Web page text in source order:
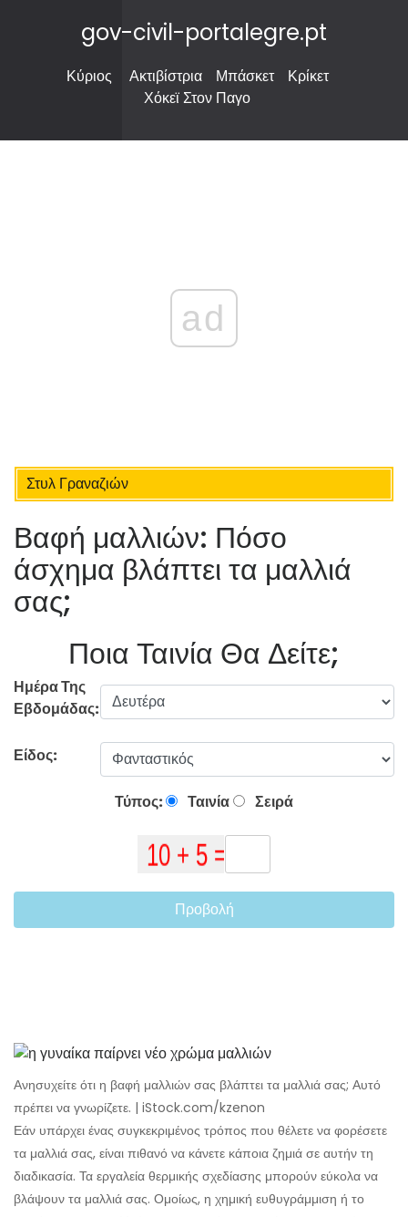
gov-civil-portalegre.pt
Κύριος Ακτιβίστρια Μπάσκετ
Κρίκετ
Χόκεϊ Στον Παγο
ad
Στυλ Γραναζιών
Βαφή μαλλιών: Πόσο
άσχημα βλάπτει τα μαλλιά
σας;
Ποια Ταινία Θα Δείτε;
Ημέρα Της
Εβδομάδας:
Είδος:
Τύπος: Ταινία Σειρά
Προβολή
Ανησυχείτε ότι η βαφή μαλλιών σας βλάπτει τα μαλλιά σας; Αυτό
πρέπει να γνωρίζετε. | iStock.com/kzenon
Εάν υπάρχει ένας συγκεκριμένος τρόπος που θέλετε να φορέσετε
τα μαλλιά σας, είναι πιθανό να κάνετε κάποια ζημιά σε αυτήν τη
διαδικασία. Τα εργαλεία θερμικής σχεδίασης μπορούν εύκολα να
βλάψουν τα μαλλιά σας. Ομοίως, η χημική ευθυγράμμιση ή το